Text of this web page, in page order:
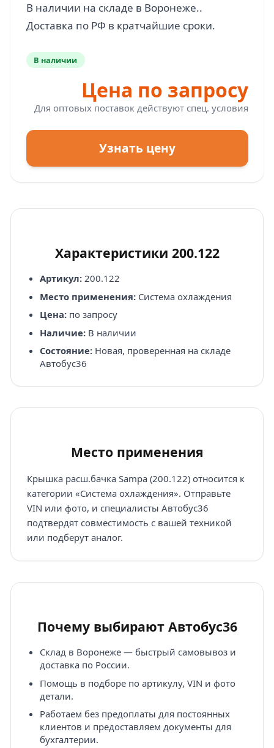
В наличии на складе в Воронеже..
В наличии
Цена по запросу
Для оптовых поставок действуют спец. условия
Узнать цену
Характеристики 200.122
Артикул:200.122
Место применения:Система охлаждения
Цена:по запросу
Наличие:В наличии
Состояние:Новая, проверенная на складе
Автобус36
Место применения
Крышка расш.бачка Sampa (200.122) относится к
категории «Система охлаждения». Отправьте
VIN или фото, и специалисты Автобус36
подтвердят совместимость с вашей техникой
или подберут аналог.
Почему выбирают Автобус36
Склад в Воронеже — быстрый самовывоз и
доставка по России.
Помощь в подборе по артикулу, VIN и фото
детали.
Работаем без предоплаты для постоянных
клиентов и предоставляем документы для
бухгалтерии.